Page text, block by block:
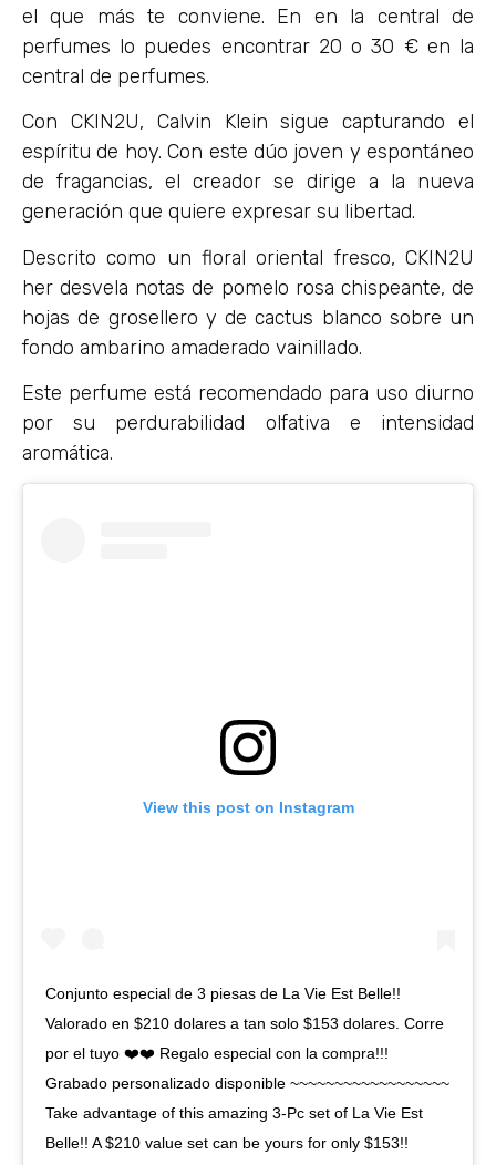
el que más te conviene. En en la central de
perfumes lo puedes encontrar 20 o 30 € en la
central de perfumes.
Con CKIN2U, Calvin Klein sigue capturando el
espíritu de hoy. Con este dúo joven y espontáneo
de fragancias, el creador se dirige a la nueva
generación que quiere expresar su libertad.
Descrito como un floral oriental fresco, CKIN2U
her desvela notas de pomelo rosa chispeante, de
hojas de grosellero y de cactus blanco sobre un
fondo ambarino amaderado vainillado.
Este perfume está recomendado para uso diurno
por su perdurabilidad olfativa e intensidad
aromática.
View this post on Instagram
Conjunto especial de 3 piesas de La Vie Est Belle!!
Valorado en $210 dolares a tan solo $153 dolares. Corre
por el tuyo ❤️❤️ Regalo especial con la compra!!!
Grabado personalizado disponible ~~~~~~~~~~~~~~~~~~
Take advantage of this amazing 3-Pc set of La Vie Est
Belle!! A $210 value set can be yours for only $153!!